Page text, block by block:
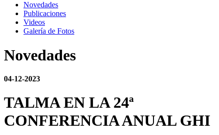
Novedades
Publicaciones
Videos
Galería de Fotos
Novedades
04-12-2023
TALMA EN LA 24ª
CONFERENCIA ANUAL GHI